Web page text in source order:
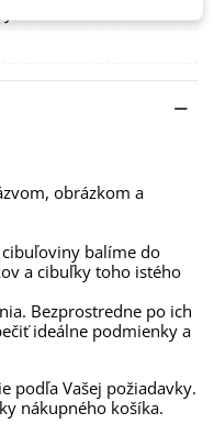
preschnúť a až
rastliny. Na ďalšiu
hľuzy (nad pôvodnou
opatrne oddeliť).
obrázkom a
balíme do
a cibuľky toho istého
Bezprostredne po ich
ideálne podmienky a
podľa Vašej požiadavky.
nákupného košíka.